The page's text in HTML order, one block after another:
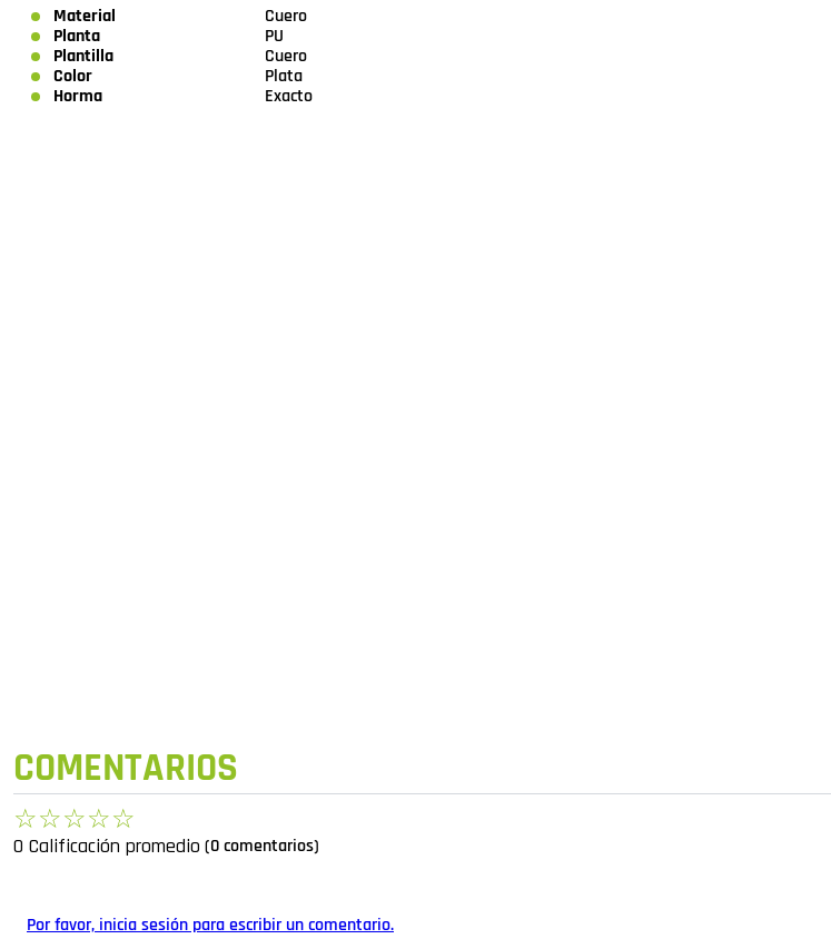
Material
Cuero
Planta
PU
Plantilla
Cuero
Color
Plata
Horma
Exacto
COMENTARIOS
☆☆☆☆☆
0 Calificación promedio (0 comentarios)
Por favor, inicia sesión para escribir un comentario.